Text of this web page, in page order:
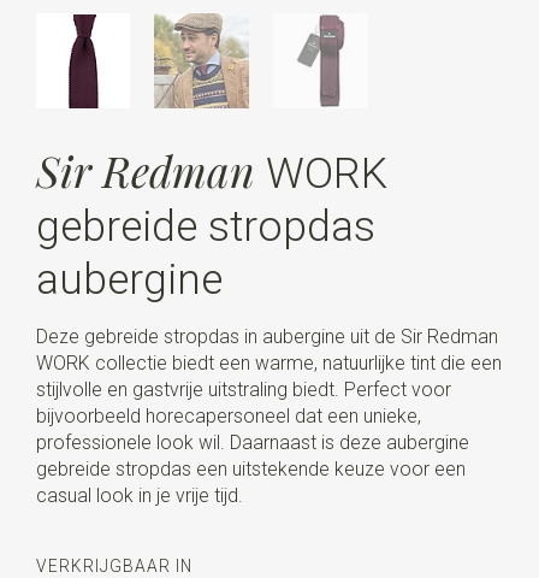
Sir Redman WORK
gebreide stropdas
aubergine
Deze gebreide stropdas in aubergine uit de Sir Redman
WORK collectie biedt een warme, natuurlijke tint die een
stijlvolle en gastvrije uitstraling biedt. Perfect voor
bijvoorbeeld horecapersoneel dat een unieke,
professionele look wil. Daarnaast is deze aubergine
gebreide stropdas een uitstekende keuze voor een
casual look in je vrije tijd.
VERKRIJGBAAR IN